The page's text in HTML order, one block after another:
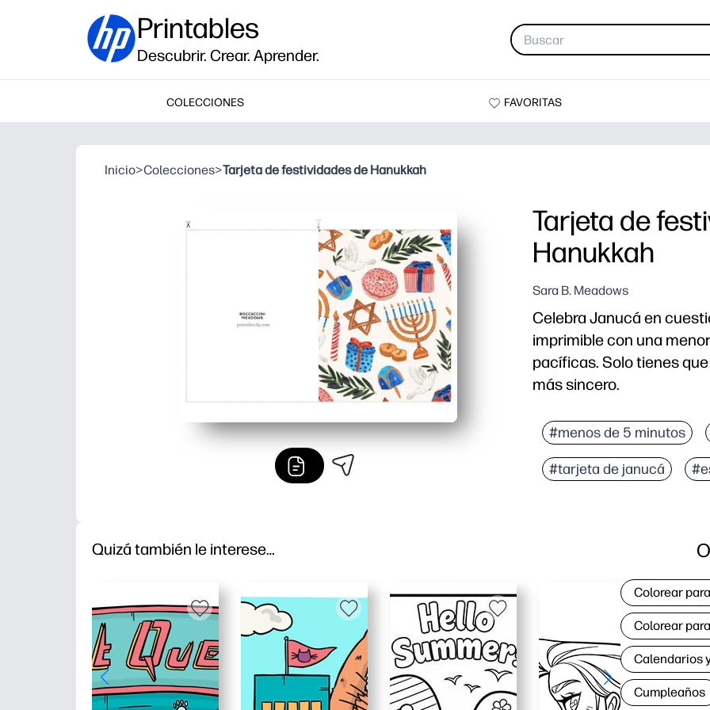
Printables
Descubrir. Crear. Aprender.
COLECCIONES FAVORITAS
Inicio>Colecciones>Tarjeta de festividades de Hanukkah
Tarjeta de
Hanukkah
Sara B. Meadows
Celebra Janucá en
imprimible con una
pacíficas. Solo tienes
más sincero.
Comodidad sin
Apto para niños y
Uso versátil: perfecto
#menos de 5 minutos
#tarjeta de janucá
Quizá también le interese…
Colorear
Colorear
Calendarios
Cumpleaños